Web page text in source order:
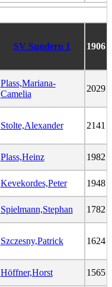
SV Sundern 1 1906
Plass,Mariana-
Camelia
2029
Stolte,Alexander 2141
Plass,Heinz 1982
Kevekordes,Peter 1948
Spielmann,Stephan 1782
Szczesny,Patrick 1624
Höffner,Horst 1565